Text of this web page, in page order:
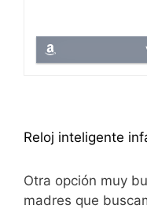
Reloj inteligente
Otra opción muy
madres que